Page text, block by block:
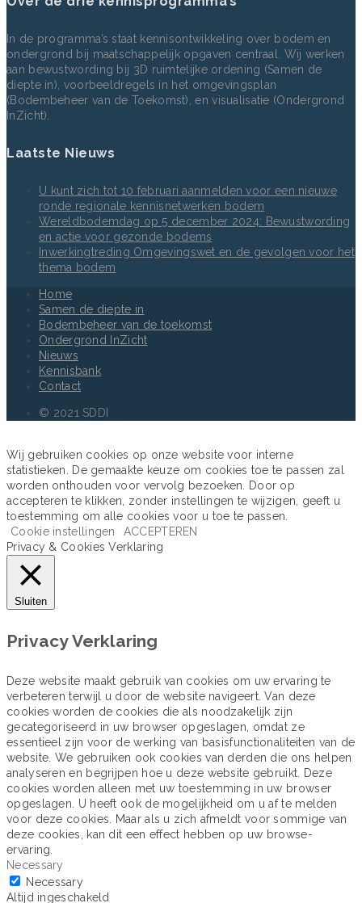
In de programma’s staat kennisontwikkeling over bodem en
ondergrond bij maatschappelijk opgaven centraal. Wij werken
aan bewustwording bij 3D ruimtelijke ordening (Samen de
diepte in), voorbeeldregels in het omgevingsplan
(Bodembeheer van de Toekomst), en visualisatie (Ondergrond
InZicht).
Laatste Nieuws
U kunt zich tot 10 februari aanmelden voor een nieuwe
ronde regionale kennisnetwerken bodem
Wereldbodemdag op 5 december 2024: Bewustwording
en actie voor gezonde bodems
Inwerkingtreding Omgevingswet en de gevolgen voor het
thema bodem
Home
Samen de diepte in
Bodembeheer van de toekomst
Ondergrond InZicht
Nieuws
Kennisbank
Contact
© 2021 SDDI
Wij gebruiken cookies op onze website voor interne
statistieken. De gemaakte keuze om cookies toe te passen zal
worden onthouden voor vervolg bezoeken. Door op
accepteren te klikken, zonder instellingen te wijzigen, geeft u
toestemming om alle cookies voor u toe te passen.
Cookie instellingen
ACCEPTEREN
Privacy & Cookies Verklaring
Sluiten
Privacy Verklaring
Deze website maakt gebruik van cookies om uw ervaring te
verbeteren terwijl u door de website navigeert. Van deze
cookies worden de cookies die als noodzakelijk zijn
gecategoriseerd in uw browser opgeslagen, omdat ze
essentieel zijn voor de werking van basisfunctionaliteiten van de
website. We gebruiken ook cookies van derden die ons helpen
analyseren en begrijpen hoe u deze website gebruikt. Deze
cookies worden alleen met uw toestemming in uw browser
opgeslagen. U heeft ook de mogelijkheid om u af te melden
voor deze cookies. Maar als u zich afmeldt voor sommige van
deze cookies, kan dit een effect hebben op uw browse-
ervaring.
Necessary
Necessary
Altijd ingeschakeld